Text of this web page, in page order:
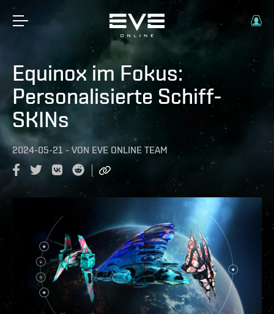
Equinox im Fokus:
Personalisierte Schiff-
SKINs
2024-05-21 - VON EVE ONLINE TEAM